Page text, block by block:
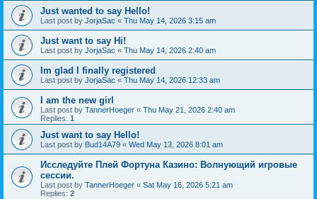
Just wanted to say Hello!
Last post by JorjaSac « Thu May 14, 2026 3:15 am
Just want to say Hi!
Last post by JorjaSac « Thu May 14, 2026 2:40 am
Im glad I finally registered
Last post by JorjaSac « Thu May 14, 2026 12:33 am
I am the new girl
Last post by TannerHoeger « Thu May 21, 2026 2:40 am
Replies: 1
Just want to say Hello!
Last post by Bud14A79 « Wed May 13, 2026 8:01 am
Исследуйте Плей Фортуна Казино: Волнующий игровые
сессии.
Last post by TannerHoeger « Sat May 16, 2026 5:21 am
Replies: 2